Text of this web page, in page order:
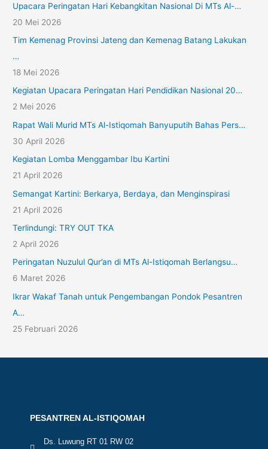
Upacara Peringatan Hari Kebangkitan Nasional Di MTs Al-…
20 Mei 2026
Tim Kemenag Provinsi Jateng dan Kemenag Batang Lakukan
…
18 Mei 2026
Kegiatan Upacara Peringatan Hari Pendidikan Nasional 20…
2 Mei 2026
Rapat Wali Murid MTs Al-Istiqomah Banyuputih Bahas Pers…
30 April 2026
Kegiatan Lomba Menggambar Ibu Kartini
21 April 2026
Semangat Kartini: Berkarya, Berdaya, dan Menginspirasi
21 April 2026
Terlindungi: TRY OUT TKA
2 April 2026
Peringatan Nuzulul Qur’an di MTs Al-Istiqomah Berlangsu…
6 Maret 2026
Ikrar Wakaf Tanah untuk Pengembangan Pondok Pesantren
A…
25 Februari 2026
PESANTREN AL-ISTIQOMAH
Ds. Luwung RT 01 RW 02